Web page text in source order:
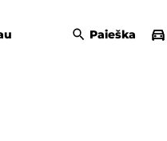
Paieška